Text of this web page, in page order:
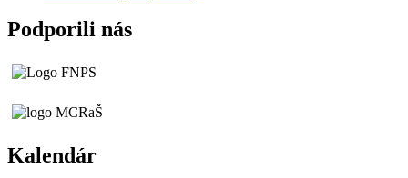
Podporili nás
Kalendár